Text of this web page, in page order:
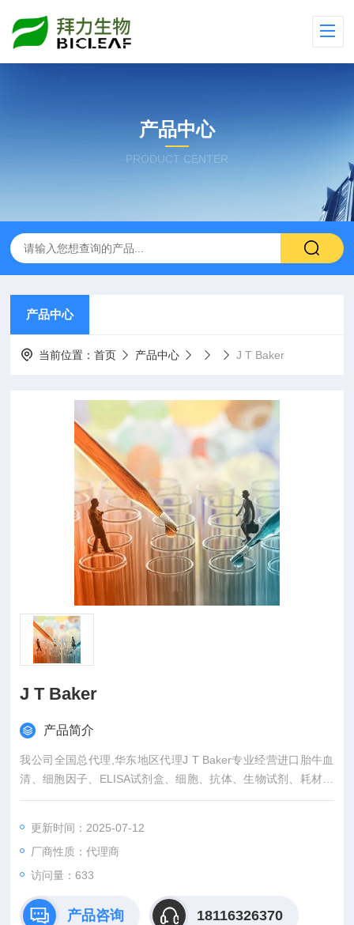
产品中心
PRODUCT CENTER
产品中心
当前位置：首页 产品中心 J T Baker
J T Baker
产品简介
我公司全国总代理,华东地区代理J T Baker专业经营进口胎牛血
清、细胞因子、ELISA试剂盒、细胞、抗体、生物试剂、耗材、
培养基、一抗、二抗、其产品吸附均匀，吸附性好，空白值低，
更新时间：2025-07-12
厂商性质：代理商
访问量：633
产品咨询 18116326370